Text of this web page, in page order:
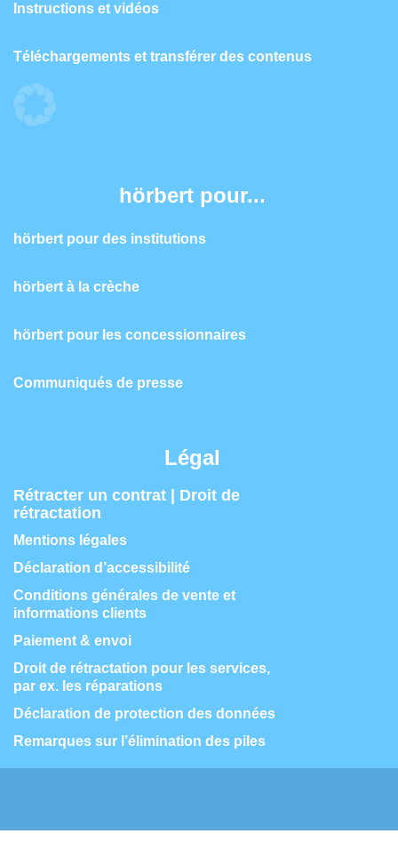
Instructions et vidéos
Téléchargements et transférer des contenus
hörbert pour...
hörbert pour des institutions
hörbert à la crèche
hörbert pour les concessionnaires
Communiqués de presse
Légal
Rétracter un contrat | Droit de
rétractation
Mentions légales
Déclaration d’accessibilité
Conditions générales de vente et
informations clients
Paiement & envoi
Droit de rétractation pour les services,
par ex. les réparations
Déclaration de protection des données
Remarques sur l’élimination des piles